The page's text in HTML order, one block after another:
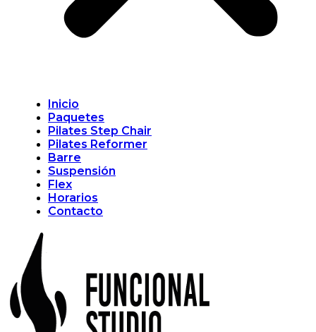
Inicio
Paquetes
Pilates Step Chair
Pilates Reformer
Barre
Suspensión
Flex
Horarios
Contacto